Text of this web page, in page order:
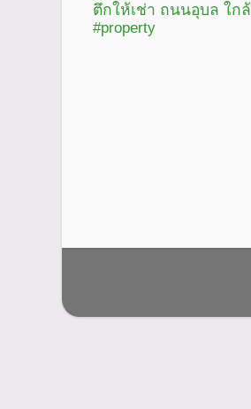
ตึกให้เช่า ถนนอุบล ใกล้
#property